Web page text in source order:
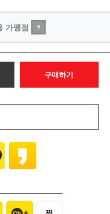
가맹점 ?
구매하기